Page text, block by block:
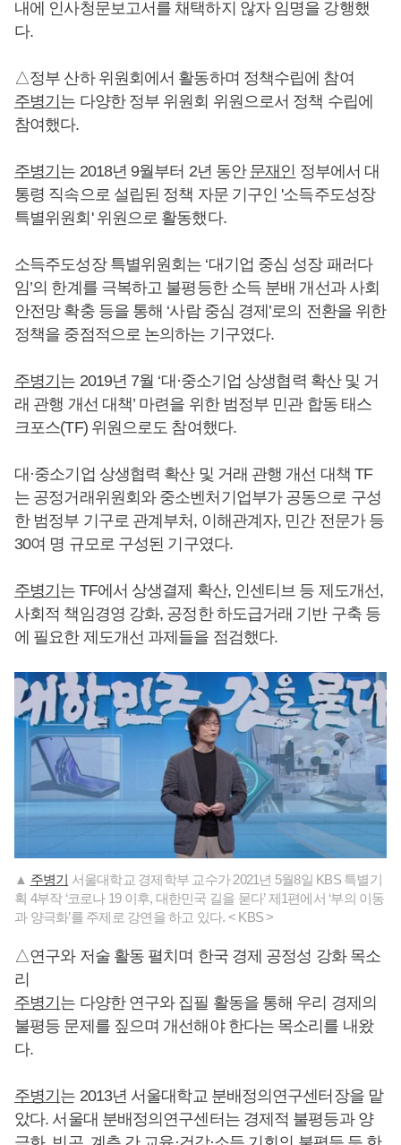
내에 인사청문보고서를 채택하지 않자 임명을 강행했
다.
△정부 산하 위원회에서 활동하며 정책수립에 참여
주병기 는 다양한 정부 위원회 위원으로서 정책 수립에
참여했다.
주병기 는 2018년 9월부터 2년 동안 문재인 정부에서 대
통령 직속으로 설립된 정책 자문 기구인 '소득주도성장
특별위원회' 위원으로 활동했다.
소득주도성장 특별위원회는 ‘대기업 중심 성장 패러다
임’의 한계를 극복하고 불평등한 소득 분배 개선과 사회
안전망 확충 등을 통해 ‘사람 중심 경제’로의 전환을 위한
정책을 중점적으로 논의하는 기구였다.
주병기 는 2019년 7월 ‘대·중소기업 상생협력 확산 및 거
래 관행 개선 대책’ 마련을 위한 범정부 민관 합동 태스
크포스(TF) 위원으로도 참여했다.
대·중소기업 상생협력 확산 및 거래 관행 개선 대책 TF
는 공정거래위원회와 중소벤처기업부가 공동으로 구성
한 범정부 기구로 관계부처, 이해관계자, 민간 전문가 등
30여 명 규모로 구성된 기구였다.
주병기 는 TF에서 상생결제 확산, 인센티브 등 제도개선,
사회적 책임경영 강화, 공정한 하도급거래 기반 구축 등
에 필요한 제도개선 과제들을 점검했다.
▲ 주병기 서울대학교 경제학부 교수가 2021년 5월8일 KBS 특별기
획 4부작 ‘코로나 19 이후, 대한민국 길을 묻다’ 제1편에서 ‘부의 이동
과 양극화’를 주제로 강연을 하고 있다. < KBS >
△연구와 저술 활동 펼치며 한국 경제 공정성 강화 목소
리
주병기 는 다양한 연구와 집필 활동을 통해 우리 경제의
불평등 문제를 짚으며 개선해야 한다는 목소리를 내왔
다.
주병기 는 2013년 서울대학교 분배정의연구센터장을 맡
았다. 서울대 분배정의연구센터는 경제적 불평등과 양